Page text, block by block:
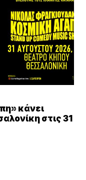
κάνει
στις 31